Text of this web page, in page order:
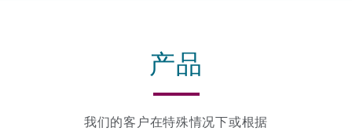
产品
我们的客户在特殊情况下或根据